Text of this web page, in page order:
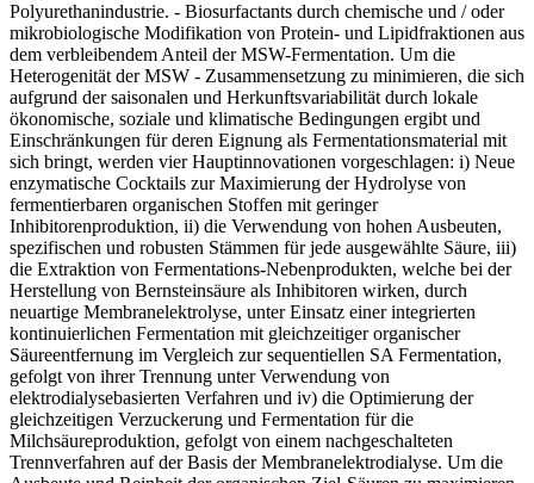
Polyurethanindustrie. - Biosurfactants durch chemische und / oder
mikrobiologische Modifikation von Protein- und Lipidfraktionen aus
dem verbleibendem Anteil der MSW-Fermentation. Um die
Heterogenität der MSW - Zusammensetzung zu minimieren, die sich
aufgrund der saisonalen und Herkunftsvariabilität durch lokale
ökonomische, soziale und klimatische Bedingungen ergibt und
Einschränkungen für deren Eignung als Fermentationsmaterial mit
sich bringt, werden vier Hauptinnovationen vorgeschlagen: i) Neue
enzymatische Cocktails zur Maximierung der Hydrolyse von
fermentierbaren organischen Stoffen mit geringer
Inhibitorenproduktion, ii) die Verwendung von hohen Ausbeuten,
spezifischen und robusten Stämmen für jede ausgewählte Säure, iii)
die Extraktion von Fermentations-Nebenprodukten, welche bei der
Herstellung von Bernsteinsäure als Inhibitoren wirken, durch
neuartige Membranelektrolyse, unter Einsatz einer integrierten
kontinuierlichen Fermentation mit gleichzeitiger organischer
Säureentfernung im Vergleich zur sequentiellen SA Fermentation,
gefolgt von ihrer Trennung unter Verwendung von
elektrodialysebasierten Verfahren und iv) die Optimierung der
gleichzeitigen Verzuckerung und Fermentation für die
Milchsäureproduktion, gefolgt von einem nachgeschalteten
Trennverfahren auf der Basis der Membranelektrodialyse. Um die